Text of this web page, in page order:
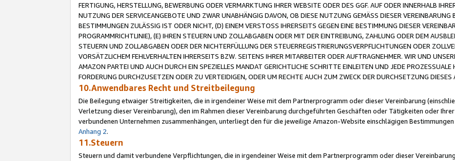
FERTIGUNG, HERSTELLUNG, BEWERBUNG ODER VERMARKTUNG IHRER WEBSITE ODER DES GGF. AUF ODER INNERHALB
NUTZUNG DER SERVICEANGEBOTE UND ZWAR UNABHÄNGIG DAVON, OB DIESE NUTZUNG GEMÄSS DIESER VEREINBARUNG
BESTIMMUNGEN ZULÄSSIG IST ODER NICHT, (D) EINEM VERSTOSS IHRERSEITS GEGEN EINE BESTIMMUNG DIESER
PROGRAMMRICHTLINIE), (E) IHREN STEUERN UND ZOLLABGABEN ODER MIT DER EINTREIBUNG, ZAHLUNG ODER DEM
STEUERN UND ZOLLABGABEN ODER DER NICHTERFÜLLUNG DER STEUERREGISTRIERUNGSVERPFLICHTUNGEN ODER
VORSÄTZLICHEM FEHLVERHALTEN IHRERSEITS BZW. SEITENS IHRER MITARBEITER ODER AUFTRAGNEHMER. WIR UND
AMAZON PARTEI UND AUCH DURCH EIN SPEZIELLES MANDAT GERICHTLICHE SCHRITTE EINLEITEN UND JEDE
FORDERUNG DURCHZUSETZEN ODER ZU VERTEIDIGEN, ODER UM RECHTE AUCH ZUM ZWECK DER DURCHSETZUNG
10.Anwendbares Recht und Streitbeilegung
Die Beilegung etwaiger Streitigkeiten, die in irgendeiner Weise mit dem Partnerprogramm oder dieser Vereinbarung
Verletzung dieser Vereinbarung), den im Rahmen dieser Vereinbarung durchgeführten Geschäften oder Tätigkeiten oder
verbundenen Unternehmen zusammenhängen, unterliegt den für die jeweilige Amazon-Website einschlägigen
Anhang 2.
11.Steuern
Steuern und damit verbundene Verpflichtungen, die in irgendeiner Weise mit dem Partnerprogramm oder dieser